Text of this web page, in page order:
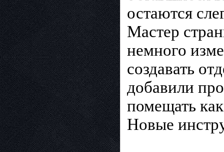
остаются
Мастер
немного
создавать
добавили
помещать
Новые